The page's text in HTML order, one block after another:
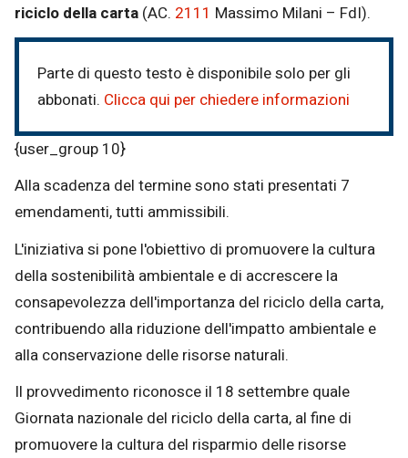
riciclo della carta (AC. 2111 ​ Massimo Milani – FdI).
Parte di questo testo è disponibile solo per gli
abbonati. Clicca qui per chiedere informazioni
{user_group 10}
Alla scadenza del termine sono stati presentati 7
emendamenti, tutti ammissibili.
L'iniziativa si pone l'obiettivo di promuovere la cultura
della sostenibilità ambientale e di accrescere la
consapevolezza dell'importanza del riciclo della carta,
contribuendo alla riduzione dell'impatto ambientale e
alla conservazione delle risorse naturali.
Il provvedimento riconosce il 18 settembre quale
Giornata nazionale del riciclo della carta, al fine di
promuovere la cultura del risparmio delle risorse